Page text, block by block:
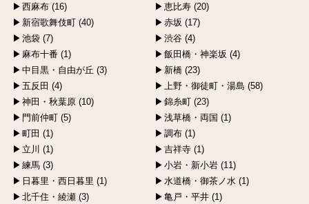
西麻布 (16)
恵比寿 (20)
新宿歌舞伎町 (40)
赤坂 (17)
池袋 (7)
渋谷 (4)
麻布十番 (1)
飯田橋・神楽坂 (4)
中目黒・自由が丘 (3)
新橋 (23)
五反田 (4)
上野・御徒町・湯島 (58)
神田・秋葉原 (10)
錦糸町 (23)
門前仲町 (5)
浅草橋・両国 (1)
町田 (1)
調布 (1)
立川 (1)
吉祥寺 (1)
練馬 (3)
小岩・新小岩 (11)
日暮里・西日暮里 (1)
水道橋・御茶ノ水 (1)
北千住・綾瀬 (3)
亀戸・平井 (1)